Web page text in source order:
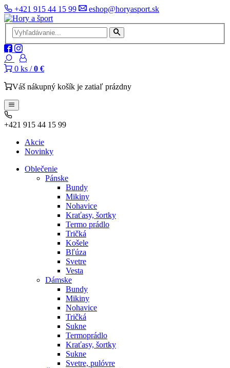
+421 915 44 15 99 eshop@horyasport.sk
0 ks / 0 €
Váš nákupný košík je zatiaľ prázdny
+421 915 44 15 99
Akcie
Novinky
Oblečenie
Pánske
Bundy
Mikiny
Nohavice
Kraťasy, šortky
Termo prádlo
Tričká
Košele
Bľúza
Svetre
Vesta
Dámske
Bundy
Mikiny
Nohavice
Tričká
Sukne
Termoprádlo
Kraťasy, šortky
Sukne
Svetre, pulóvre